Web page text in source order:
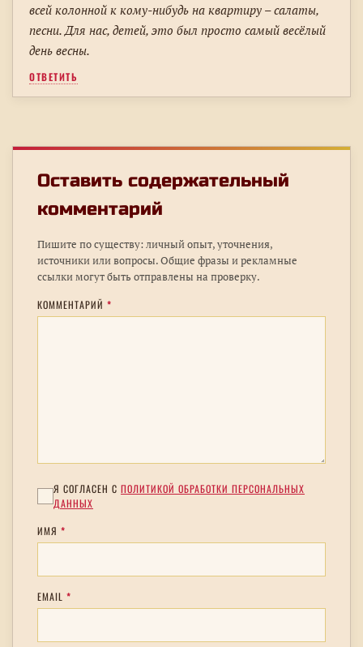
всей колонной к кому-нибудь на квартиру – салаты,
песни. Для нас, детей, это был просто самый весёлый
день весны.
ОТВЕТИТЬ
Оставить содержательный
комментарий
Пишите по существу: личный опыт, уточнения,
источники или вопросы. Общие фразы и рекламные
ссылки могут быть отправлены на проверку.
КОММЕНТАРИЙ *
Я СОГЛАСЕН С ПОЛИТИКОЙ ОБРАБОТКИ ПЕРСОНАЛЬНЫХ
ДАННЫХ
ИМЯ *
EMAIL *